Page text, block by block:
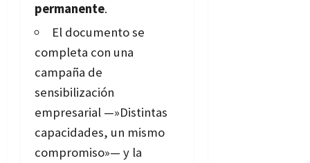
permanente.
El documento se
completa con una
campaña de
sensibilización
empresarial —»Distintas
capacidades, un mismo
compromiso»— y la